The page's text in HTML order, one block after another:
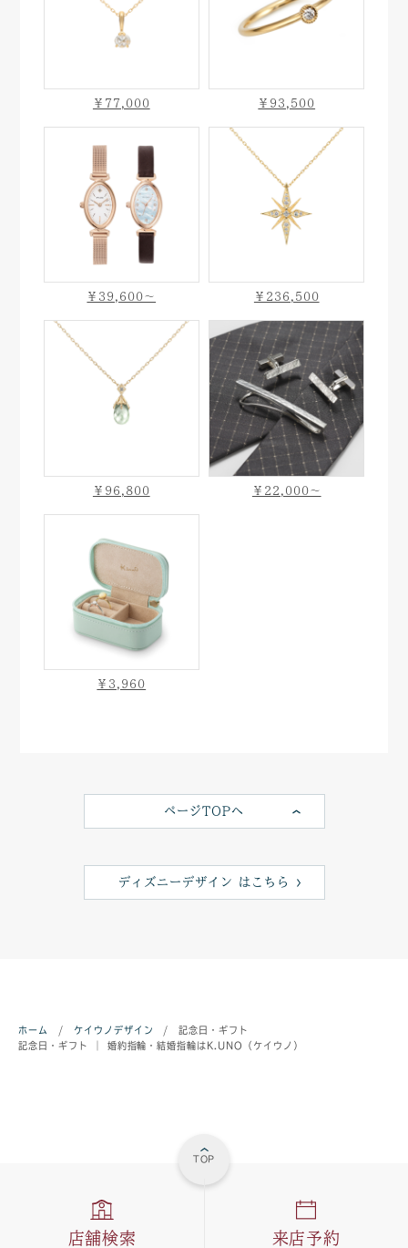
￥77,000 ￥93,500
￥39,600〜 ￥236,500
￥96,800 ￥22,000〜
￥3,960
ページTOPへ
ディズニーデザイン はこちら
ホーム / ケイウノデザイン /
記念日・ギフト
記念日・ギフト ｜ 婚約指輪・結婚指輪はK.UNO（ケイウノ）
TOP
店舗検索 来店予約